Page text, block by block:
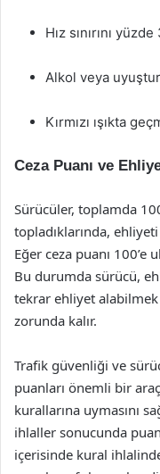
Hız sınırını
Alkol veya
Kırmızı ışıkta
Ceza Puanı ve
Sürücüler, toplamda
topladıklarında,
Eğer ceza puanı
Bu durumda sürücü,
tekrar ehliyet
zorunda kalır.
Trafik güvenliği ve
puanları önemli bir
kurallarına uymasını
ihlaller sonucunda
içerisinde kural